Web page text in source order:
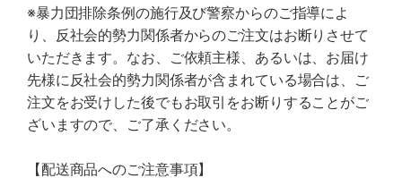
※暴力団排除条例の施行及び警察からのご指導によ
り、反社会的勢力関係者からのご注文はお断りさせて
いただきます。なお、ご依頼主様、あるいは、お届け
先様に反社会的勢力関係者が含まれている場合は、ご
注文をお受けした後でもお取引をお断りすることがご
ざいますので、ご了承ください。
【配送商品へのご注意事項】